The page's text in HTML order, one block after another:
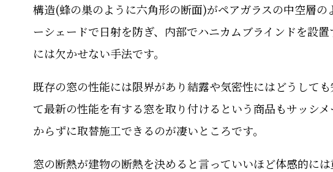
構造(蜂の巣のように六角形の断面)がペアガラスの中空層
ーシェードで日射を防ぎ、内部でハニカムブラインドを設
には欠かせない手法です。
既存の窓の性能には限界があり結露や気密性にはどうして
て最新の性能を有する窓を取り付けるという商品もサッシ
からずに取替施工できるのが凄いところです。
窓の断熱が建物の断熱を決めると言っていいほど体感的に